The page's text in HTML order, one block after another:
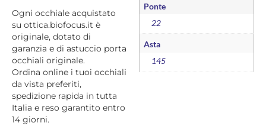
Ogni occhiale acquistato
su ottica.biofocus.it è
originale, dotato di
garanzia e di astuccio porta
occhiali originale.
Ordina online i tuoi occhiali
da vista preferiti,
spedizione rapida in tutta
Italia e reso garantito entro
14 giorni.
Ponte
22
Asta
145